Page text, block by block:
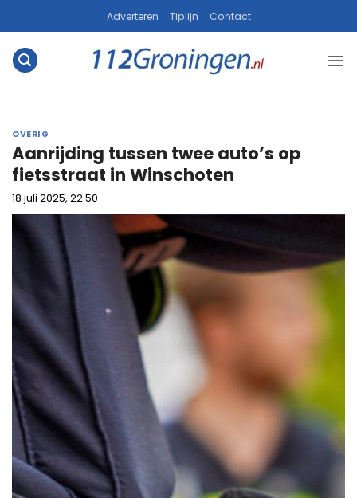
naar
inhoud
Adverteren Tiplijn Contact
OVERIG
Aanrijding tussen twee auto’s op
fietsstraat in Winschoten
18 juli 2025, 22:50